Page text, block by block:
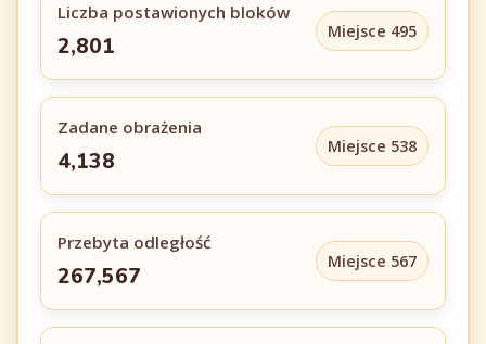
Liczba postawionych bloków
2,801
Miejsce 495
Zadane obrażenia
4,138
Miejsce 538
Przebyta odległość
267,567
Miejsce 567